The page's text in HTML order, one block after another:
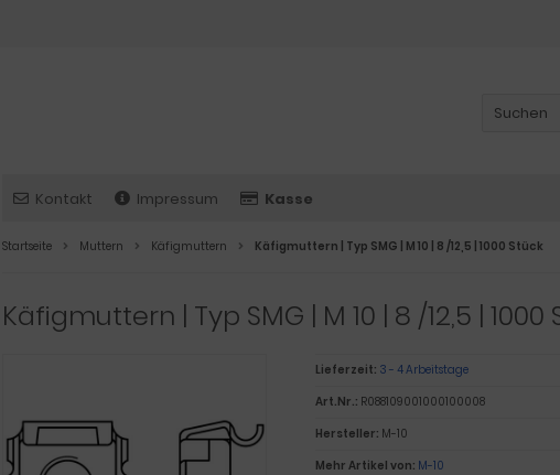
Kontakt Impressum Kasse
Startseite Muttern Käfigmuttern Käfigmuttern | Typ SMG | M 10 | 8 /12,5 | 1000 Stück
Käfigmuttern | Typ SMG | M 10 | 8 /12,5 | 1000
Lieferzeit: 3 - 4 Arbeitstage
Art.Nr.: R088109001000100008
Hersteller: M-10
Mehr Artikel von: M-10